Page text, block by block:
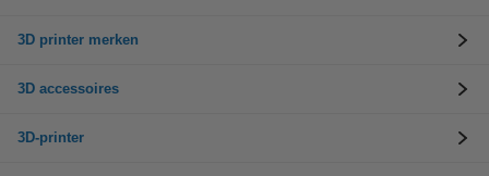
3D printer merken
3D accessoires
3D-printer